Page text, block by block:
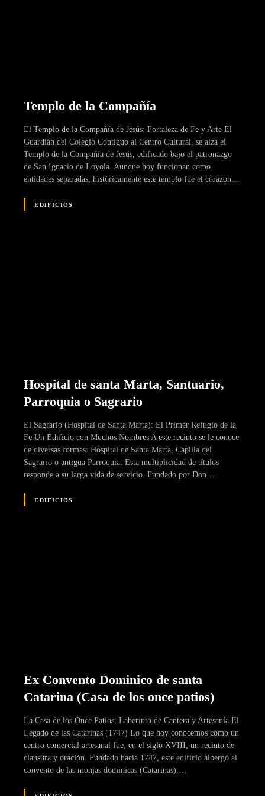
Templo de la Compañía
El Templo de la Compañía de Jesús: Fortaleza de Fe y Arte El
Guardián del Colegio Contiguo al Centro Cultural, se alza el
Templo de la Compañía de Jesús, edificado bajo el patronazgo
de San Ignacio de Loyola. Aunque hoy funcionan como
entidades separadas, históricamente este templo fue el corazón…
EDIFICIOS
Hospital de santa Marta, Santuario,
Parroquia o Sagrario
El Sagrario (Hospital de Santa Marta): El Primer Refugio de la
Fe Un Edificio con Muchos Nombres A este recinto se le conoce
de diversas formas: Hospital de Santa Marta, Capilla del
Sagrario o antigua Parroquia. Esta multiplicidad de títulos
responde a su larga vida de servicio. Fundado por Don…
EDIFICIOS
Ex Convento Dominico de santa
Catarina (Casa de los once patios)
La Casa de los Once Patios: Laberinto de Cantera y Artesanía El
Legado de las Catarinas (1747) Lo que hoy conocemos como un
centro comercial artesanal fue, en el siglo XVIII, un recinto de
clausura y oración. Fundado hacia 1747, este edificio albergó al
convento de las monjas dominicas (Catarinas),…